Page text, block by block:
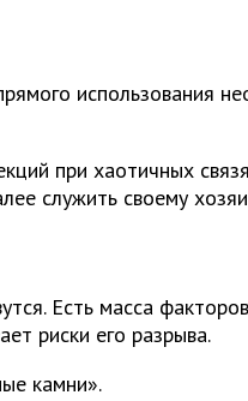
использования
при хаотичных
служить своему
Есть масса
риски его разрыва.
камни».